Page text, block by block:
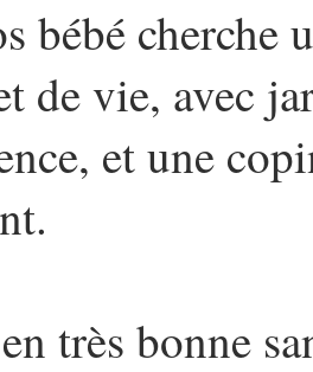
bébé cherche
de vie, avec
et une
très bonne